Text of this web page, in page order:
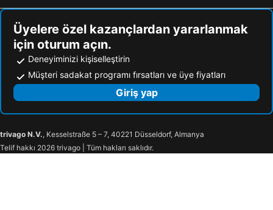
TULPAR BUTİK OTEL
Paşa Konağı
Soyic Hotel
Yuva Butik
La Vie Konak Hotel
Peri 26
The Black Hotel
Konuk Hotel
Firuze Konak
Odunpazarı Paşa Konak Hotel
Marwa Hotel
En Karaca
Atışkan
Atışkan Otel
Midas Konak Otel
Sosyete Otel Eskişehir
Üyelere özel kazançlardan yararlanmak
için oturum açın.
Deneyiminizi kişiselleştirin
Müşteri sadakat programı fırsatları ve üye fiyatları
Giriş yap
trivago N.V., Kesselstraße 5 – 7, 40221 Düsseldorf, Almanya
Telif hakkı 2026 trivago | Tüm hakları saklıdır.